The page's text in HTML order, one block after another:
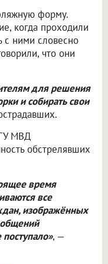
форму.
когда проходили
с ними словесно
что они
для решения
и собирать свои
МВД
обстрелявших
время
все
изображённых
, —